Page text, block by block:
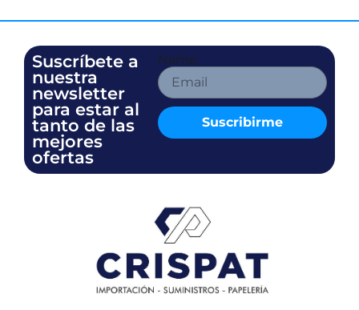
Name
Suscribirme
Suscríbete a
nuestra
newsletter
para estar al
tanto de las
mejores
ofertas